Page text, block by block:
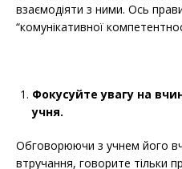
взаємодіяти з ними. Ось
“комунікативної
Фокусуйте увагу на
учня.
Обговорюючи з учнем його
втручання, говорите тільки